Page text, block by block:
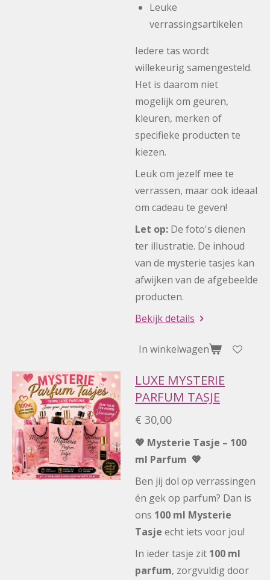
Leuke
verrassingsartikelen
Iedere tas wordt
willekeurig samengesteld.
Het is daarom niet
mogelijk om geuren,
kleuren, merken of
specifieke producten te
kiezen.
Leuk om jezelf mee te
verrassen, maar ook ideaal
om cadeau te geven!
Let op: De foto's dienen
ter illustratie. De inhoud
van de mysterie tasjes kan
afwijken van de afgebeelde
producten.
Bekijk details
In winkelwagen
LUXE MYSTERIE
PARFUM TASJE
€ 30,00
💖 Mysterie Tasje – 100
ml Parfum 💖
Ben jij dol op verrassingen
én gek op parfum? Dan is
ons 100 ml Mysterie
Tasje echt iets voor jou!
In ieder tasje zit 100 ml
parfum, zorgvuldig door